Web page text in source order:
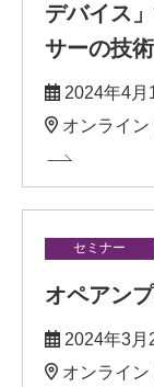
デバイス
サーの技
2024年4月
オンライン
セミナー
オペアン
2024年3月
オンライン